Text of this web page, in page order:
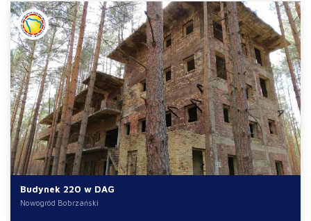
Budynek 220 w DAG
Nowogród Bobrzański